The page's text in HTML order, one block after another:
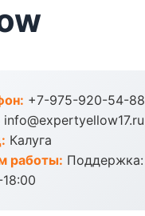
+7-975-920-54-88
info@expertyellow17.ru
Калуга
работы: